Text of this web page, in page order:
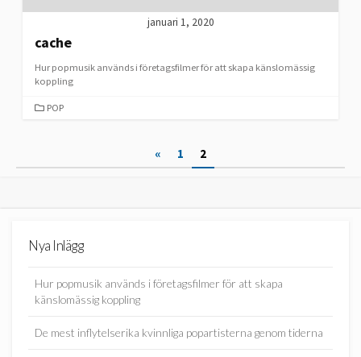
januari 1, 2020
cache
Hur popmusik används i företagsfilmer för att skapa känslomässig
koppling
CATEGORIES
POP
för
« 1 2
Nya Inlägg
Hur popmusik används i företagsfilmer för att skapa
känslomässig koppling
De mest inflytelserika kvinnliga popartisterna genom tiderna